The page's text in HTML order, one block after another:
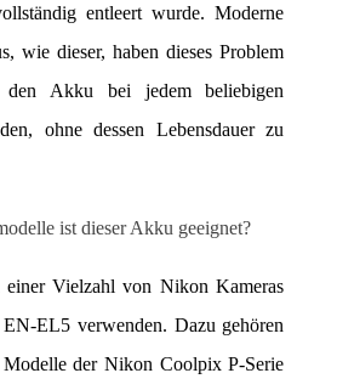
entleert wurde. Moderne
wie dieser, haben dieses Problem
Akku bei jedem beliebigen
ohne dessen Lebensdauer zu
ist dieser Akku geeignet?
Vielzahl von Nikon Kameras
EL5 verwenden. Dazu gehören
Modelle der Nikon Coolpix P-Serie